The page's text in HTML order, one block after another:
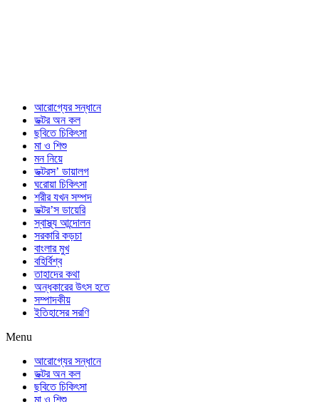
আরোগ্যের সন্ধানে
ডক্টর অন কল
ছবিতে চিকিৎসা
মা ও শিশু
মন নিয়ে
ডক্টরস’ ডায়ালগ
ঘরোয়া চিকিৎসা
শরীর যখন সম্পদ
ডক্টর’স ডায়েরি
স্বাস্থ্য আন্দোলন
সরকারি কড়চা
বাংলার মুখ
বহির্বিশ্ব
তাহাদের কথা
অন্ধকারের উৎস হতে
সম্পাদকীয়
ইতিহাসের সরণি
Menu
আরোগ্যের সন্ধানে
ডক্টর অন কল
ছবিতে চিকিৎসা
মা ও শিশু